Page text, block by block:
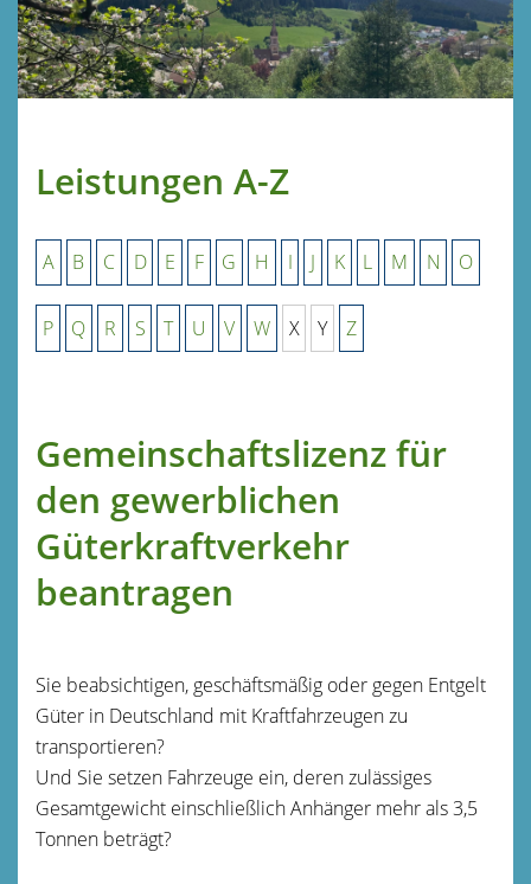
Leistungen A-Z
A B C D E F G H I J K L M N O
P Q R S T U V W X Y Z
Gemeinschaftslizenz für
den gewerblichen
Güterkraftverkehr
beantragen
Sie beabsichtigen, geschäftsmäßig oder gegen Entgelt
Güter in Deutschland mit Kraftfahrzeugen zu
transportieren?
Und Sie setzen Fahrzeuge ein, deren zulässiges
Gesamtgewicht einschließlich Anhänger mehr als 3,5
Tonnen beträgt?